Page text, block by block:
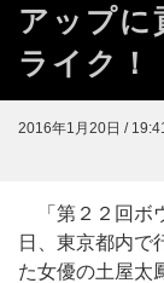
アップ
ライク！
2016年1月20日 /
「第２２回ボ
日、東京都内で
た女優の土屋太